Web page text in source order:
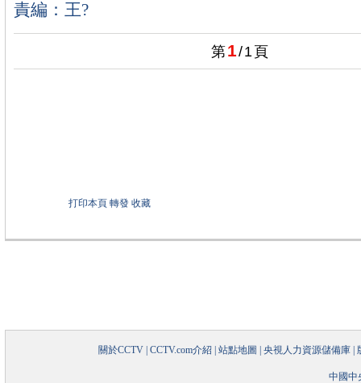
責編：王?
第1/1頁
打印本頁 轉發 收藏
關於CCTV CCTV.com介紹 站點地圖 央視人力資源儲備庫
中國中